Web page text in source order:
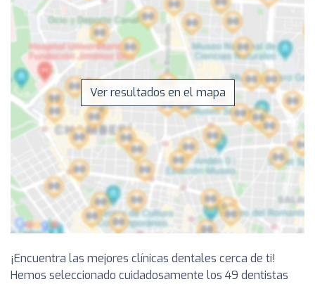
Ver resultados en el mapa
¡Encuentra las mejores clínicas dentales cerca de ti!
Hemos seleccionado cuidadosamente los 49 dentistas